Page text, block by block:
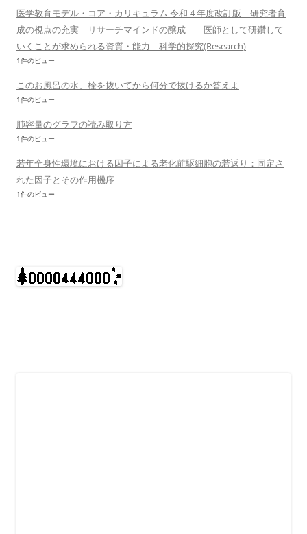
医学教育モデル・コア・カリキュラム 令和 4 年度改訂版 研究者育
成の視点の充実 リサーチマインドの醸成 医師として研鑽して
いくことが求められる資質・能力 科学的探究(Research)
1件のビュー
このお風呂の水、栓を抜いてから何分で抜けるか答えよ
1件のビュー
肺容量のグラフの読み取り方
1件のビュー
若年全身性環境における因子による老化前駆細胞の若返り：同定さ
れた因子とその作用機序
1件のビュー